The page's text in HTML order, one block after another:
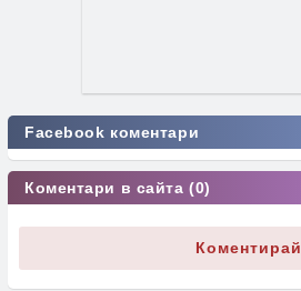
Facebook коментари
Коментари в сайта (0)
Коментирай